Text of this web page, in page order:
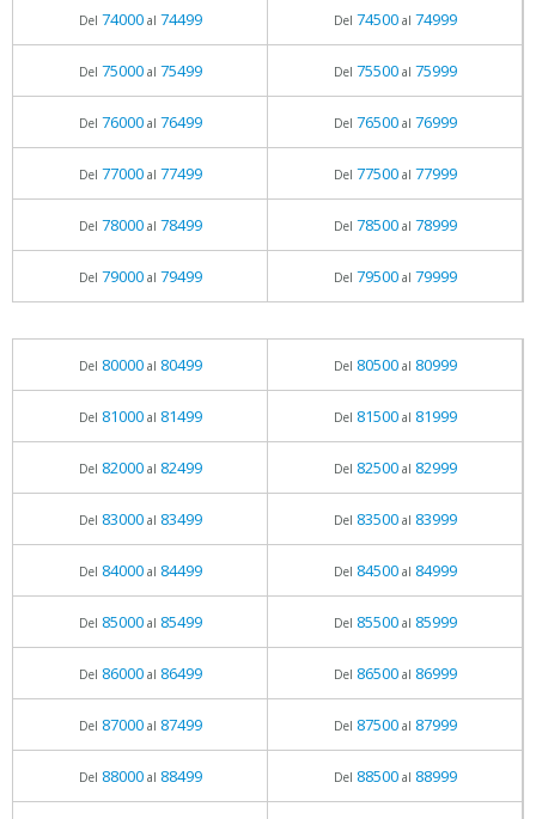
Del 74000al 74499 Del 74500al 74999
Del 75000al 75499 Del 75500al 75999
Del 76000al 76499 Del 76500al 76999
Del 77000al 77499 Del 77500al 77999
Del 78000al 78499 Del 78500al 78999
Del 79000al 79499 Del 79500al 79999
Del 80000al 80499 Del 80500al 80999
Del 81000al 81499 Del 81500al 81999
Del 82000al 82499 Del 82500al 82999
Del 83000al 83499 Del 83500al 83999
Del 84000al 84499 Del 84500al 84999
Del 85000al 85499 Del 85500al 85999
Del 86000al 86499 Del 86500al 86999
Del 87000al 87499 Del 87500al 87999
Del 88000al 88499 Del 88500al 88999